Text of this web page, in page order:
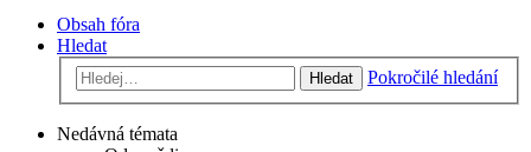
Obsah fóra
Hledat
Hledat Pokročilé hledání
Nedávná témata